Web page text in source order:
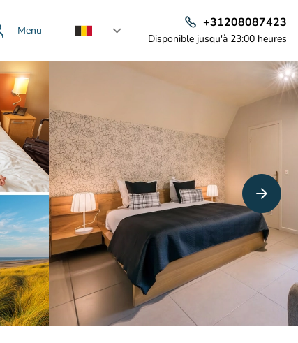
Menu
+31208087423
Disponible jusqu'à 23:00 heures